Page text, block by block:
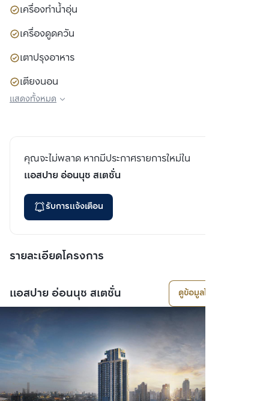
เครื่องทำน้ำอุ่น
เครื่องดูดควัน
เตาปรุงอาหาร
เตียงนอน
ตู้เสื้อผ้า
แสดงทั้งหมด
คุณจะไม่พลาด หากมีประกาศรายการใหม่ใน
แอสปาย อ่อนนุช สเตชั่น
รับการแจ้งเตือน
รายละเอียดโครงการ
แอสปาย อ่อนนุช สเตชั่น ดูข้อมูลโครงการ